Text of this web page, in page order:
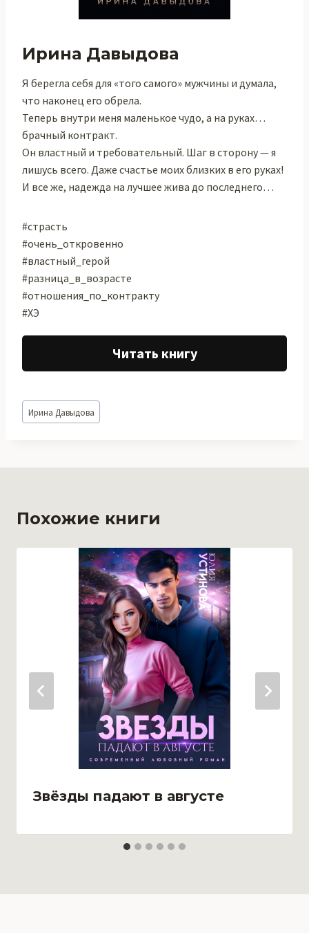
Ирина Давыдова
Я берегла себя для «того самого» мужчины и думала,
что наконец его обрела.
Теперь внутри меня маленькое чудо, а на руках…
брачный контракт.
Он властный и требовательный. Шаг в сторону — я
лишусь всего. Даже счастье моих близких в его руках!
И все же, надежда на лучшее жива до последнего…
#страсть
#очень_откровенно
#властный_герой
#разница_в_возрасте
#отношения_по_контракту
#ХЭ
Читать книгу
Метки
записи:
Ирина Давыдова
Похожие книги
Звёзды падают в августе